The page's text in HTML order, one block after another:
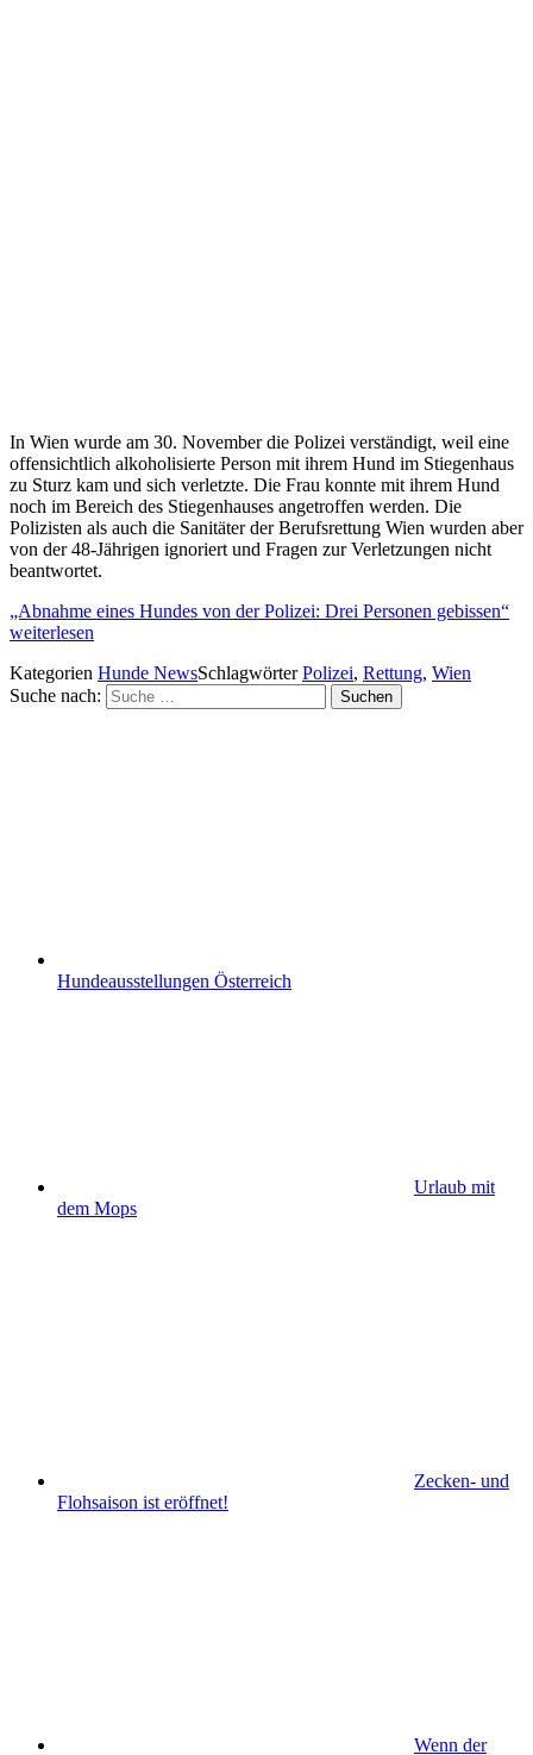
In Wien wurde am 30. November die Polizei verständigt, weil eine
offensichtlich alkoholisierte Person mit ihrem Hund im Stiegenhaus
zu Sturz kam und sich verletzte. Die Frau konnte mit ihrem Hund
noch im Bereich des Stiegenhauses angetroffen werden. Die
Polizisten als auch die Sanitäter der Berufsrettung Wien wurden aber
von der 48-Jährigen ignoriert und Fragen zur Verletzungen nicht
beantwortet.
„Abnahme eines Hundes von der Polizei: Drei Personen gebissen“
weiterlesen
Kategorien Hunde NewsSchlagwörterPolizei, Rettung, Wien
Suche nach:
Suchen
Hundeausstellungen Österreich
Urlaub mit
dem Mops
Zecken- und
Flohsaison ist eröffnet!
Wenn der